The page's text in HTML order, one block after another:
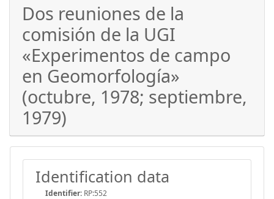
Dos reuniones de la
comisión de la UGI
«Experimentos de campo
en Geomorfología»
(octubre, 1978; septiembre,
1979)
Identification data
Identifier: RP:552